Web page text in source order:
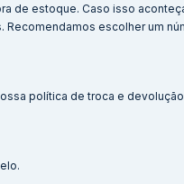
de estoque. Caso isso
Recomendamos escolher um
política de troca e